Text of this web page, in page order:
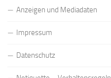
Anzeigen und Mediadaten
Impressum
Datenschutz